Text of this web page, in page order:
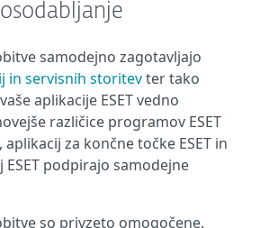
samodejno zagotavljajo
in servisnih storitevter tako
aplikacije ESET vedno
različice programov ESET
aplikacij za končne točke ESET in
podpirajo samodejne
so privzeto omogočene.